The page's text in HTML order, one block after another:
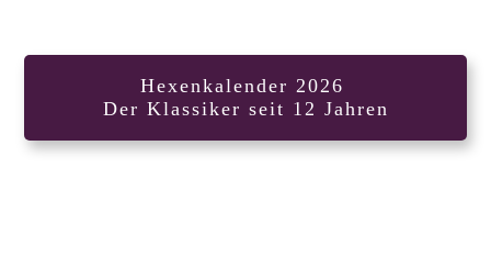
Hexenkalender 2026
Der Klassiker seit 12 Jahren